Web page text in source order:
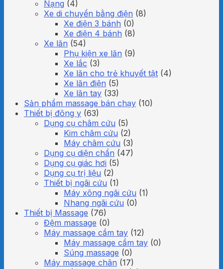
Nạng (4)
Xe di chuyển bằng điện (8)
Xe điện 3 bánh (0)
Xe điện 4 bánh (8)
Xe lăn (54)
Phụ kiện xe lăn (9)
Xe lắc (3)
Xe lăn cho trẻ khuyết tật (4)
Xe lăn điện (5)
Xe lăn tay (33)
Sản phẩm massage bán chạy (10)
Thiết bị đông y (63)
Dụng cụ châm cứu (5)
Kim châm cứu (2)
Máy châm cứu (3)
Dụng cụ diện chẩn (47)
Dụng cụ giác hơi (5)
Dụng cụ trị liệu (2)
Thiết bị ngãi cứu (1)
Máy xông ngãi cứu (1)
Nhang ngãi cứu (0)
Thiết bị Massage (76)
Đệm massage (0)
Máy massage cầm tay (12)
Máy massage cầm tay (0)
Súng massage (0)
Máy massage chân (17)